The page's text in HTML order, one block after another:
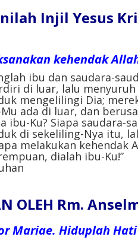
Inilah Injil Yesus
kehendak
ibu dan saudara-
di luar, lalu
mengelilingi Dia;
ada di luar, dan
ibu-Ku? Siapa saudara-
di sekeliling-Nya itu,
melakukan kehendak
dialah ibu-Ku!”
OLEH Rm.
Mariae. Hiduplah